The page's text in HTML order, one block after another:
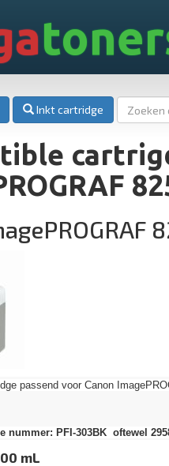
Inkt cartridge
passend voor Canon
nummer: PFI-303BK oftewel
mL